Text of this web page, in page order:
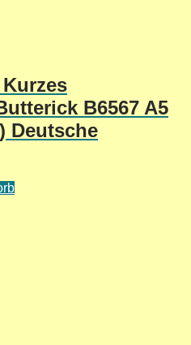
B6567 A5
Deutsche